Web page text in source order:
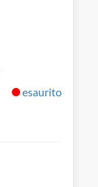
esaurito